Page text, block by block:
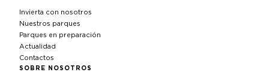
Invierta con nosotros
Nuestros parques
Parques en preparación
Actualidad
Contactos
SOBRE NOSOTROS